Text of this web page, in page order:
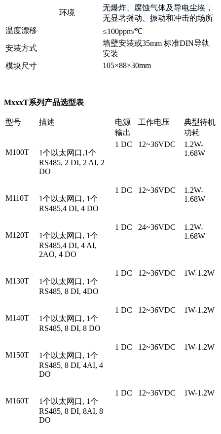
环境
无爆炸、腐蚀气体及导电尘埃，
无显著摇动、振动和冲击的场所
温度漂移
≤100ppm/℃
安装方式
墙壁安装或35mm 标准DIN导轨
安装
模块尺寸
105×88×30mm
MxxxT系列 产品选型表
型号 描述
电源
输出
工作电压
典型待机
功耗
M100T
1个以太网口,1个
RS485, 2 DI, 2 AI, 2
DO
1 DC 12~36VDC
1.2W-
1.68W
M110T
1个以太网口, 1个
RS485,4 DI, 4 DO
1 DC 12~36VDC
1.2W-
1.68W
M120T
1个以太网口, 1个
RS485,4 DI, 4 AI,
2AO, 4 DO
1 DC 24~36VDC
1.2W-
1.68W
M130T
1个以太网口, 1个
RS485, 8 DI, 4DO
1 DC 12~36VDC 1W-1.2W
M140T
1个以太网口, 1个
RS485, 8 DI, 8 DO
1 DC 12~36VDC 1W-1.2W
M150T
1个以太网口, 1个
RS485, 8 DI, 4AI, 4
DO
1 DC 12~36VDC 1W-1.2W
M160T
1个以太网口, 1个
RS485, 8 DI, 8AI, 8
DO
1 DC 12~36VDC 1W-1.2W